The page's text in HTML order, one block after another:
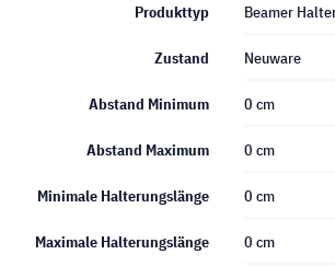
Produkttyp Beamer
Zustand Neuware
Abstand Minimum 0 cm
Abstand Maximum 0 cm
Minimale Halterungslänge 0 cm
Maximale Halterungslänge 0 cm